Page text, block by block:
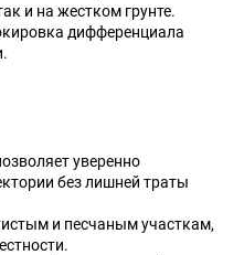
и на жестком грунте.
дифференциала
уверенно
без лишней траты
и песчаным участкам,